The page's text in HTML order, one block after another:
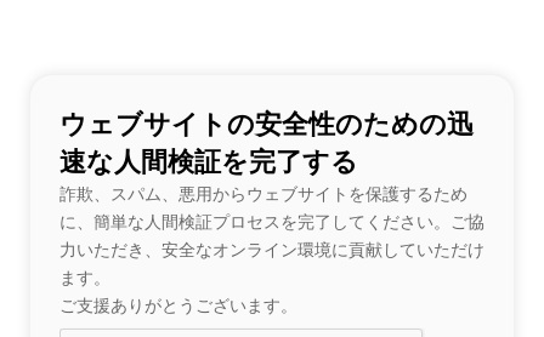
ウェブサイトの安全性のための迅
速な人間検証を完了する
詐欺、スパム、悪用からウェブサイトを保護するため
に、簡単な人間検証プロセスを完了してください。ご協
力いただき、安全なオンライン環境に貢献していただけ
ます。
ご支援ありがとうございます。